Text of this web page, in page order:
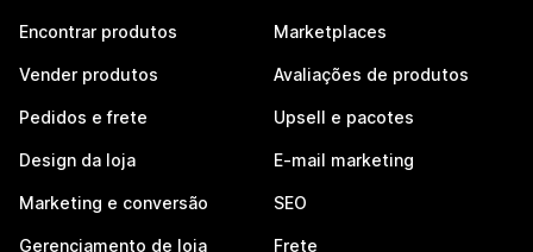
Encontrar produtos
Vender produtos
Pedidos e frete
Design da loja
Marketing e conversão
Gerenciamento de loja
Marketplaces
Avaliações de produtos
Upsell e pacotes
E-mail marketing
SEO
Frete